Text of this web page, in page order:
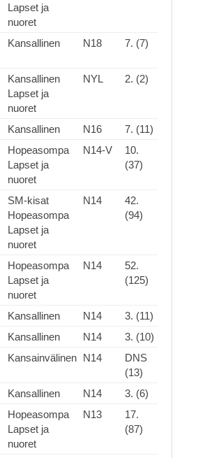
Lapset ja
nuoret
Kansallinen N18 7. (7)
Kansallinen
Lapset ja
nuoret
NYL 2. (2)
Kansallinen N16
7. (11)
Hopeasompa
Lapset ja
nuoret
N14-V
10.
(37)
SM-kisat
Hopeasompa
Lapset ja
nuoret
N14
42.
(94)
Hopeasompa
Lapset ja
nuoret
N14
52.
(125)
Kansallinen N14
3. (11)
Kansallinen N14
3. (10)
Kansainvälinen N14
DNS
(13)
Kansallinen N14
3. (6)
Hopeasompa
Lapset ja
nuoret
N13
17.
(87)